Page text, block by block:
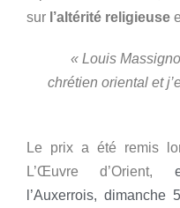
sur l’altérité religieuse
« Louis
chrétien oriental et
Le prix a été remis
L’Œuvre d’Orient,
l’Auxerrois, dimanche